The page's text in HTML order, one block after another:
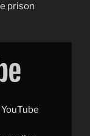
prison